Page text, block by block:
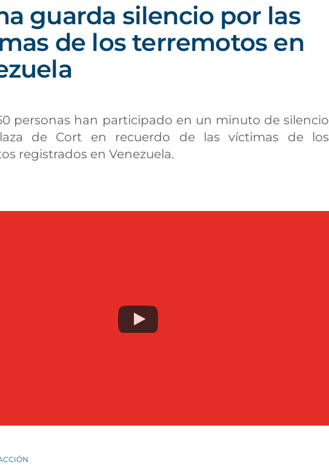
guarda silencio por las
de los terremotos en
personas han participado en un minuto de silencio
de Cort en recuerdo de las víctimas de los
registrados en Venezuela.